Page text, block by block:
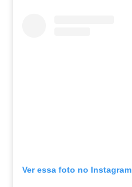
Ver essa foto no Instagram